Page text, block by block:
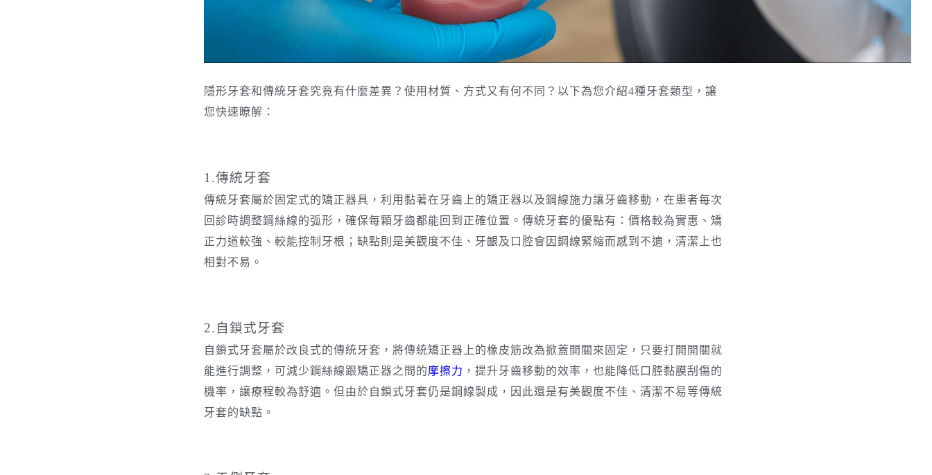
隱形牙套和傳統牙套究竟有什麼差異？使用材質、方式又有何不同？以下為您介紹4種牙套類型，讓
您快速瞭解：
1.傳統牙套
傳統牙套屬於固定式的矯正器具，利用黏著在牙齒上的矯正器以及鋼線施力讓牙齒移動，在患者每次
回診時調整鋼絲線的弧形，確保每顆牙齒都能回到正確位置。傳統牙套的優點有：價格較為實惠、矯
正力道較強、較能控制牙根；缺點則是美觀度不佳、牙齦及口腔會因鋼線緊縮而感到不適，清潔上也
相對不易。
2.自鎖式牙套
自鎖式牙套屬於改良式的傳統牙套，將傳統矯正器上的橡皮筋改為掀蓋開關來固定，只要打開開關就
能進行調整，可減少鋼絲線跟矯正器之間的摩擦力 ，提升牙齒移動的效率，也能降低口腔黏膜刮傷的
機率，讓療程較為舒適。但由於自鎖式牙套仍是鋼線製成，因此還是有美觀度不佳、清潔不易等傳統
牙套的缺點。